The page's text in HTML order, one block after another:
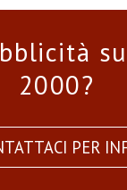
2000?
PER